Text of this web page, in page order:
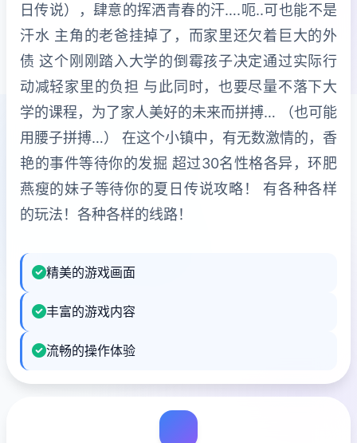
日传说），肆意的挥洒青春的汗….呃..可也能不是
汗水 主角的老爸挂掉了，而家里还欠着巨大的外
债 这个刚刚踏入大学的倒霉孩子决定通过实际行
动减轻家里的负担 与此同时，也要尽量不落下大
学的课程，为了家人美好的未来而拼搏… （也可能
用腰子拼搏…） 在这个小镇中，有无数激情的，香
艳的事件等待你的发掘 超过30名性格各异，环肥
燕瘦的妹子等待你的夏日传说攻略！ 有各种各样
的玩法！各种各样的线路！
精美的游戏画面
丰富的游戏内容
流畅的操作体验